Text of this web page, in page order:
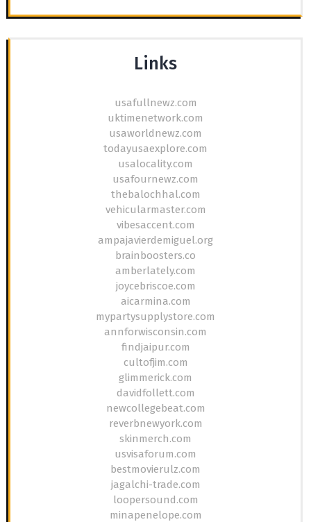
Links
usafullnewz.com
uktimenetwork.com
usaworldnewz.com
todayusaexplore.com
usalocality.com
usafournewz.com
thebalochhal.com
vehicularmaster.com
vibesaccent.com
ampajavierdemiguel.org
brainboosters.co
amberlately.com
joycebriscoe.com
aicarmina.com
mypartysupplystore.com
annforwisconsin.com
findjaipur.com
cultofjim.com
glimmerick.com
davidfollett.com
newcollegebeat.com
reverbnewyork.com
skinmerch.com
usvisaforum.com
bestmovierulz.com
jagalchi-trade.com
loopersound.com
minapenelope.com